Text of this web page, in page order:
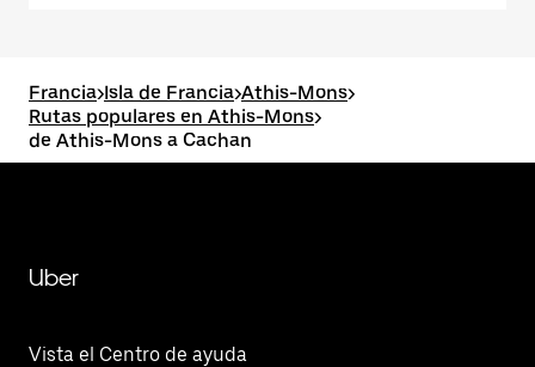
Francia>Isla de Francia>Athis-Mons>
Rutas populares en Athis-Mons>
de Athis-Mons a Cachan
Uber
Vista el Centro de ayuda